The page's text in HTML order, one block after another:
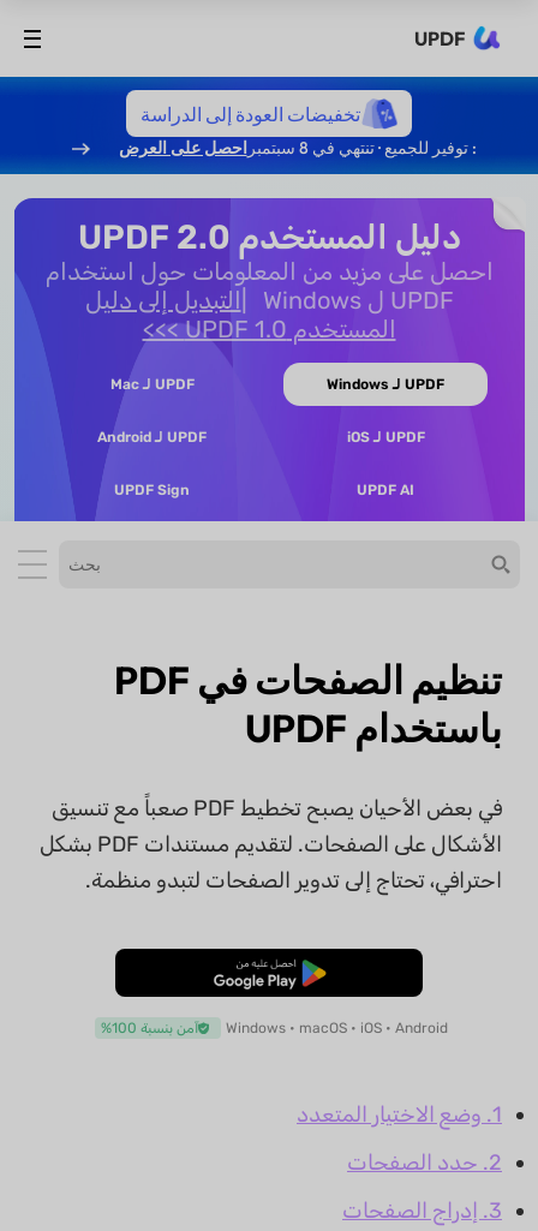
UPDF
تخفيضات العودة إلى الدراسة
: توفير للجميع · تنتهي في 8 سبتمبر احصل على العرض
دليل المستخدم UPDF 2.0
احصل على مزيد من المعلومات حول استخدام
UPDF ل Windows
التبديل إلى دليل
المستخدم UPDF 1.0 >>>
UPDF لـ Windows UPDF لـ Mac
UPDF لـ iOS UPDF لـ Android
UPDF AI
UPDF Sign
تنظيم الصفحات في PDF
باستخدام UPDF
في بعض الأحيان يصبح تخطيط PDF صعباً مع تنسيق
الأشكال على الصفحات. لتقديم مستندات PDF بشكل
احترافي، تحتاج إلى تدوير الصفحات لتبدو منظمة.
تنزيل مجاني
Windows • macOS • iOS • Android آمن بنسبة 100%
1. وضع الاختيار المتعدد
2. حدد الصفحات
3. إدراج الصفحات